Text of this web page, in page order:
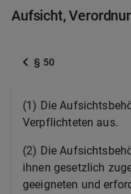
Aufsicht,
§ 50
(1) Die
Verpflichteten aus.
(2) Die
ihnen gesetzlich
geeigneten und